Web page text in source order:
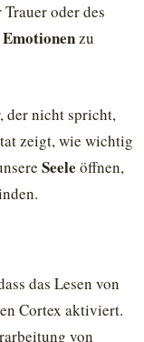
oder des
Emotionenzu
der nicht spricht,
zeigt, wie wichtig
Seele öffnen,
das Lesen von
Cortex aktiviert.
von